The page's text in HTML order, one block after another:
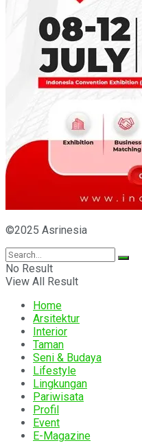
©2025 Asrinesia
No Result
View All Result
Home
Arsitektur
Interior
Taman
Seni & Budaya
Lifestyle
Lingkungan
Pariwisata
Profil
Event
E-Magazine